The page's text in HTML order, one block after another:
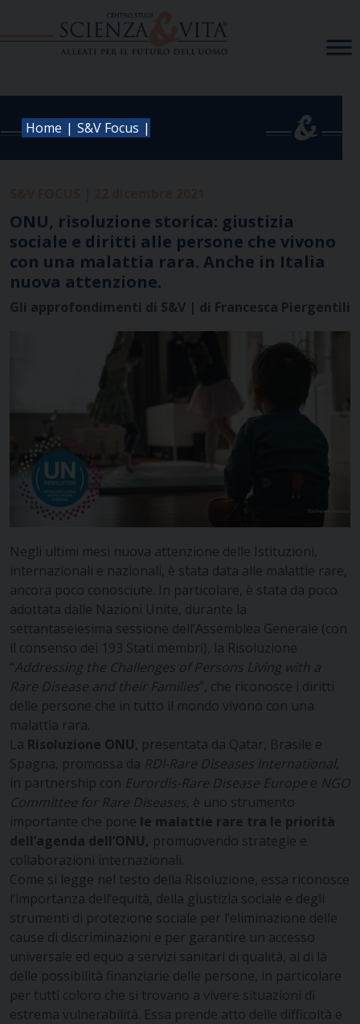
Home | S&V Focus |
ONU, risoluzione storica: giustizia
sociale e diritti alle persone che vivono
con una malattia rara. Anche in Italia
nuova attenzione.
Gli approfondimenti di S&V | di Francesca Piergentili
Negli ultimi mesi nuova attenzione delle Istituzioni,
internazionali e nazionali, è stata data alle malattie rare,
ancora poco conosciute. In particolare, è stata da poco
adottata dalle Nazioni Unite, durante la
settantaseiesima sessione dell’Assemblea Generale (con
il consenso dei 193 Stati membri), la Risoluzione
“Addressing the Challenges of Persons Living with a
Rare Disease and their Families”, che riconosce i diritti
delle persone che in tutto il mondo vivono con una
malattia rara.
La Risoluzione ONU , presentata da Qatar, Brasile e
Spagna, promossa da RDI-Rare Diseases International,
in partnership con Eurordis-Rare Disease Europe e NGO
Committee for Rare Diseases , è uno strumento
importante che pone le malattie rare tra le priorità
dell’agenda dell’ONU, promuovendo strategie e
collaborazioni internazionali.
Come si legge nel testo della Risoluzione, essa riconosce
l’importanza dell’equità, della giustizia sociale e degli
strumenti di protezione sociale per l’eliminazione delle
cause di discriminazioni e per garantire un accesso
universale ed equo a servizi sanitari di qualità, al di là
delle possibilità finanziarie delle persone, in particolare
per tutti coloro che si trovano a vivere situazioni di
estrema vulnerabilità. Essa prende atto delle difficoltà e